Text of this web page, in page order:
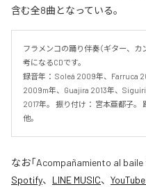
含む全8曲となっている。
フラメンコの踊り伴奏（ギター、カ
考になるCDです。
録音年： Soleá 2009年、Farruca
2009m年、Guajira 2013年、
2017年。 振り付け： 宮本亜都子。
他。
なお「Acompañamiento al baile
Spotify、 LINE MUSIC、